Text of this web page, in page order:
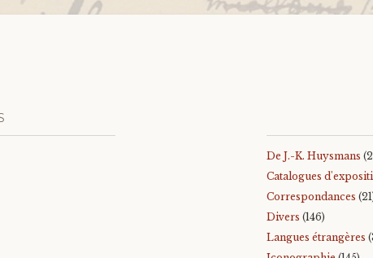
De J.-K. Huysmans
Catalogues
Correspondances
Divers (146)
Langues étrangères